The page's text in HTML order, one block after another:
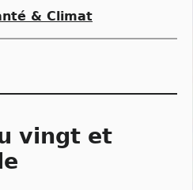
& Climat
vingt et